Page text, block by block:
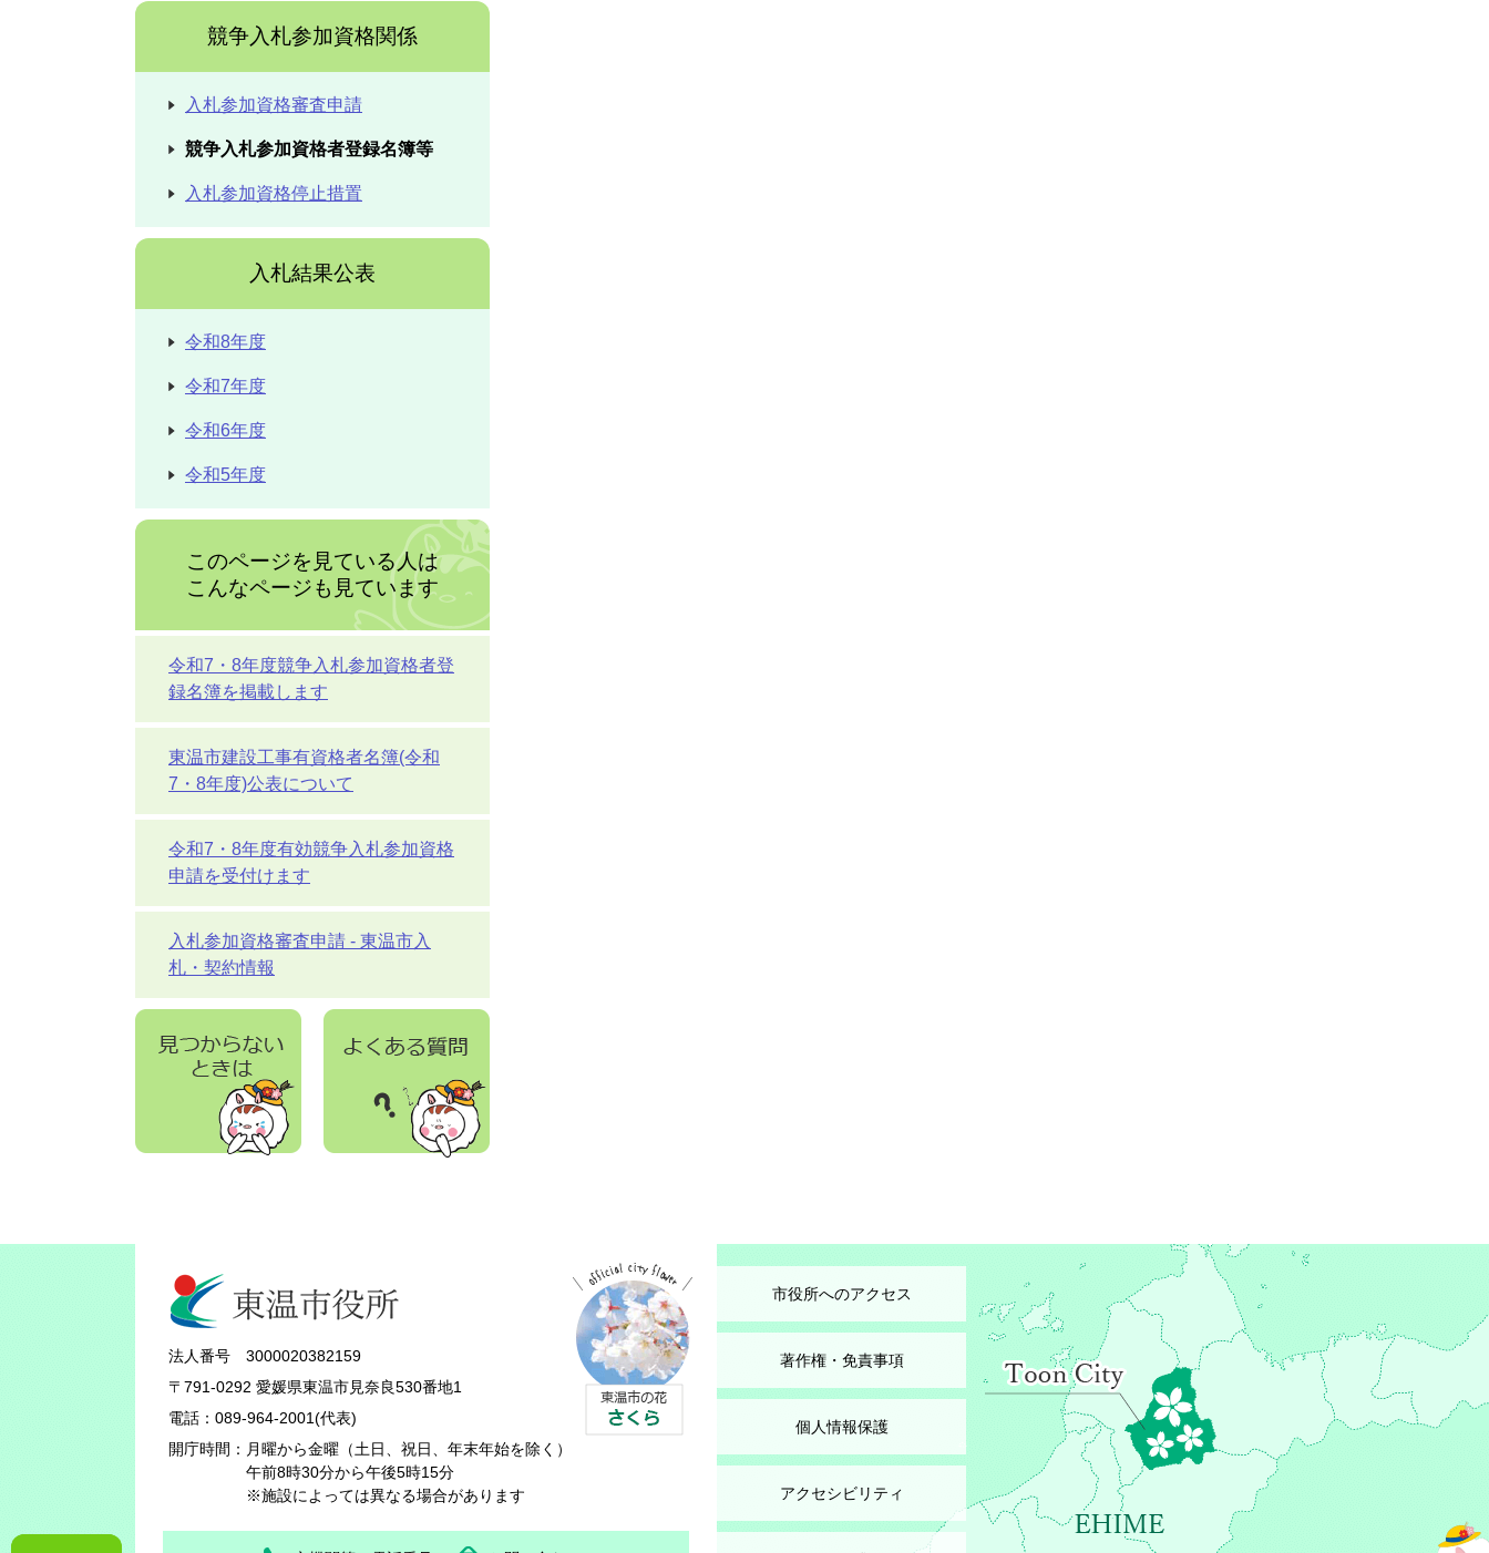
競争入札参加資格関係
入札参加資格審査申請
競争入札参加資格者登録名簿等
入札参加資格停止措置
入札結果公表
令和8年度
令和7年度
令和6年度
令和5年度
このページを見ている人は
こんなページも見ています
令和7・8年度競争入札参加資格者登
録名簿を掲載します
東温市建設工事有資格者名簿(令和
7・8年度)公表について
令和7・8年度有効競争入札参加資格
申請を受付けます
入札参加資格審査申請 - 東温市入
札・契約情報
法人番号 3000020382159
〒791-0292 愛媛県東温市見奈良530番地1
電話：089-964-2001(代表)
開庁時間： 月曜から金曜（土日、祝日、年末年始を除く）
午前8時30分から午後5時15分
※施設によっては異なる場合があります
市役所へのアクセス
著作権・免責事項
個人情報保護
アクセシビリティ